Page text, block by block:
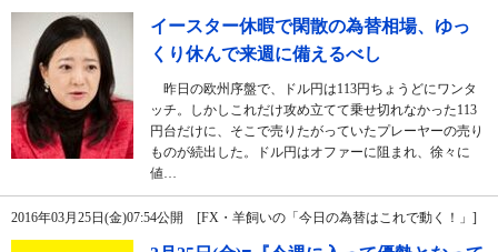
イースター休暇で閑散の為替相場、ゆっ
くり休んで来週に備えるべし
昨日の欧州序盤で、ドル円は113円ちょうどにワンタ
ッチ。しかしこれだけ攻め立てて乗せ切れなかった113
円台だけに、そこで売りたがっていたプレーヤーの売り
ものが続出した。ドル円はオファーに阻まれ、徐々に
値…
2016年03月25日(金)07:54公開 [FX・羊飼いの「今日の為替はこれで動く！」]